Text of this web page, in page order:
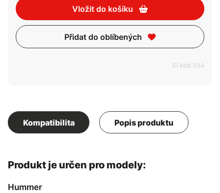
Vložit do košíku
Přidat do oblíbených
ID kód: 534
Kompatibilita Popis produktu
Produkt je určen pro modely:
Hummer